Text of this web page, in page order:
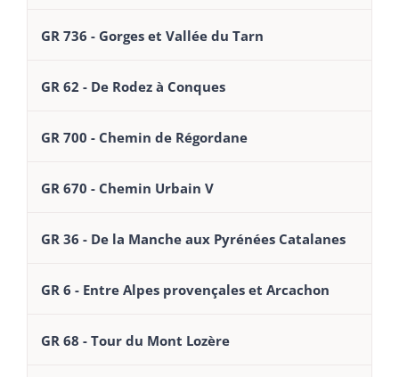
GR 736 - Gorges et Vallée du Tarn
GR 62 - De Rodez à Conques
GR 700 - Chemin de Régordane
GR 670 - Chemin Urbain V
GR 36 - De la Manche aux Pyrénées Catalanes
GR 6 - Entre Alpes provençales et Arcachon
GR 68 - Tour du Mont Lozère